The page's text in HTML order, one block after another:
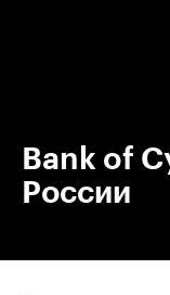
Bank of
России